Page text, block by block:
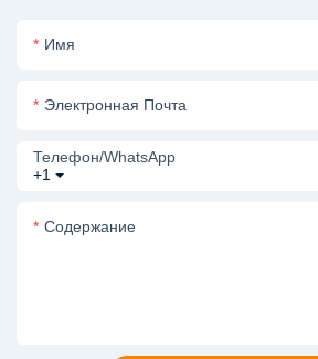
Имя
Электронная Почта
+1
Телефон/WhatsApp
Содержание